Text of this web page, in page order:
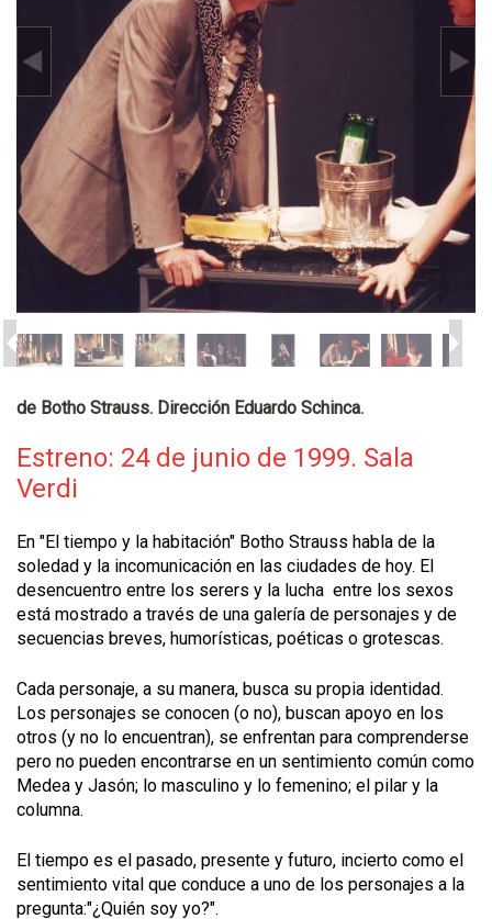
de Botho Strauss. Dirección Eduardo Schinca.
Estreno: 24 de junio de 1999. Sala
Verdi
En "El tiempo y la habitación" Botho Strauss habla de la
soledad y la incomunicación en las ciudades de hoy. El
desencuentro entre los serers y la lucha entre los sexos
está mostrado a través de una galería de personajes y de
secuencias breves, humorísticas, poéticas o grotescas.
Cada personaje, a su manera, busca su propia identidad.
Los personajes se conocen (o no), buscan apoyo en los
otros (y no lo encuentran), se enfrentan para comprenderse
pero no pueden encontrarse en un sentimiento común como
Medea y Jasón; lo masculino y lo femenino; el pilar y la
columna.
El tiempo es el pasado, presente y futuro, incierto como el
sentimiento vital que conduce a uno de los personajes a la
pregunta:"¿Quién soy yo?".